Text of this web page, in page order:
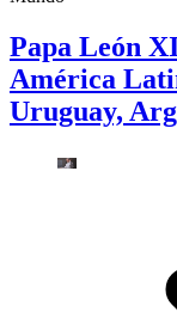
Papa León
América
Uruguay,